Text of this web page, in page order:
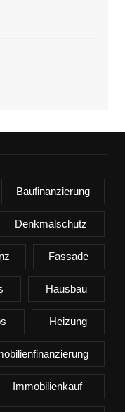
Baufinanzierung
Denkmalschutz
Fassade
Hausbau
Heizung
Immobilienkauf